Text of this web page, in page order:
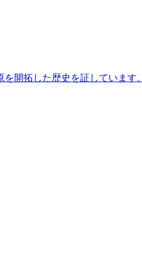
開拓した歴史を証しています。